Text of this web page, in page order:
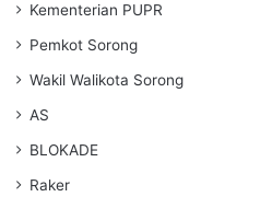
Kementerian PUPR
Pemkot Sorong
Wakil Walikota Sorong
AS
BLOKADE
Raker